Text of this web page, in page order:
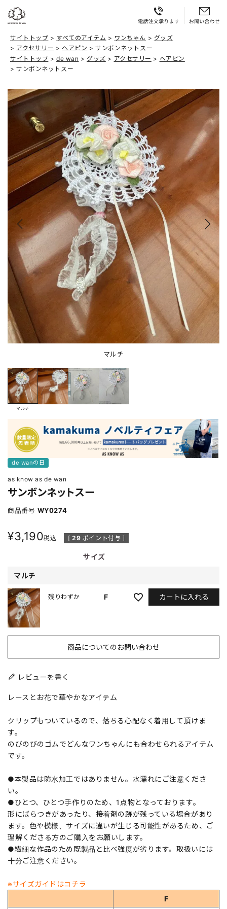
サイトトップ すべてのアイテム ワンちゃん
グッズ
アクセサリー
ヘアピン
サンボンネットスー
サイトトップ
de wan グッズ アクセサリー
ヘアピン
サンボンネットスー
マルチ
マルチ
de wanの日
as know as de wan
サンボンネットスー
商品番号 WY0274
¥3,190税込 [ 29 ポイント付与 ]
サイズ
マルチ
F
残りわずか カートに入れる
商品についてのお問い合わせ
レビューを書く
レースとお花で華やかなアイテム
クリップもついているので、落ちる心配なく着用して頂けま
す。
のびのびのゴムでどんなワンちゃんにも合わせられるアイテム
です。
●本製品は防水加工ではありません。水濡れにご注意くださ
い。
●ひとつ、ひとつ手作りのため、1点物となっております。
形にばらつきがあったり、接着剤の跡が残っている場合があり
ます。色や模様、サイズに違いが生じる可能性があるため、ご
理解くださる方のご購入をお願いします。
●繊細な作品のため既製品と比べ強度が劣ります。取扱いには
十分ご注意ください。
※サイズガイドはコチラ
F